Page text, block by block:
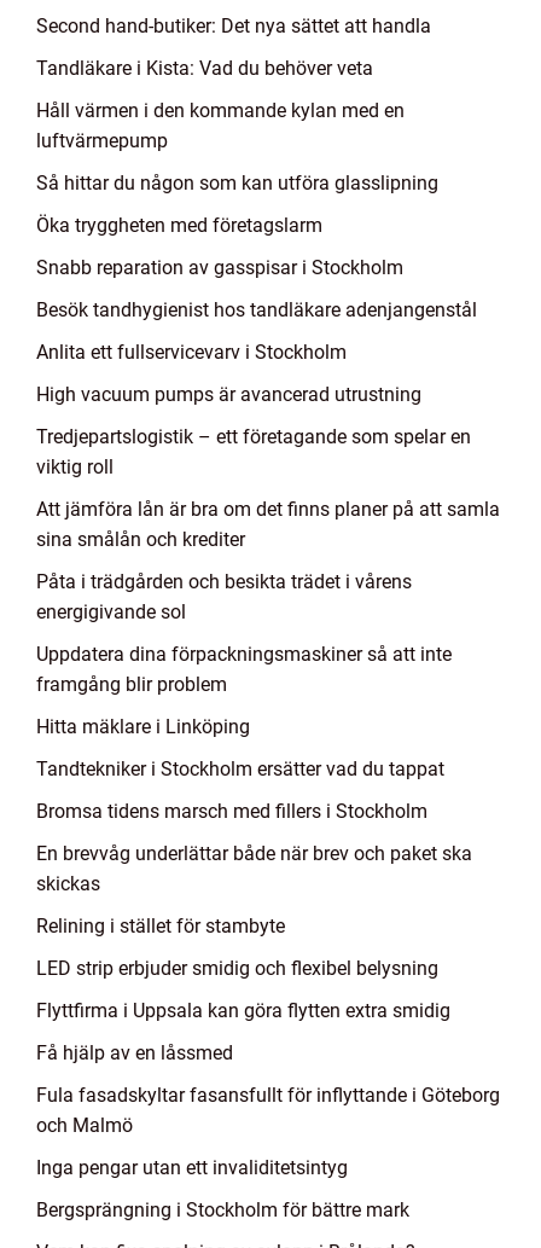
Second hand-butiker: Det nya sättet att handla
Tandläkare i Kista: Vad du behöver veta
Håll värmen i den kommande kylan med en
luftvärmepump
Så hittar du någon som kan utföra glasslipning
Öka tryggheten med företagslarm
Snabb reparation av gasspisar i Stockholm
Besök tandhygienist hos tandläkare adenjangenstål
Anlita ett fullservicevarv i Stockholm
High vacuum pumps är avancerad utrustning
Tredjepartslogistik – ett företagande som spelar en
viktig roll
Att jämföra lån är bra om det finns planer på att samla
sina smålån och krediter
Påta i trädgården och besikta trädet i vårens
energigivande sol
Uppdatera dina förpackningsmaskiner så att inte
framgång blir problem
Hitta mäklare i Linköping
Tandtekniker i Stockholm ersätter vad du tappat
Bromsa tidens marsch med fillers i Stockholm
En brevvåg underlättar både när brev och paket ska
skickas
Relining i stället för stambyte
LED strip erbjuder smidig och flexibel belysning
Flyttfirma i Uppsala kan göra flytten extra smidig
Få hjälp av en låssmed
Fula fasadskyltar fasansfullt för inflyttande i Göteborg
och Malmö
Inga pengar utan ett invaliditetsintyg
Bergsprängning i Stockholm för bättre mark